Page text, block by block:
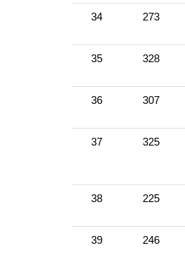
34 273
35 328
36 307
37 325
38 225
39 246